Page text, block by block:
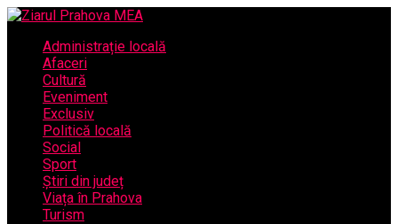
Administrație locală
Afaceri
Cultură
Eveniment
Exclusiv
Politică locală
Social
Sport
Știri din județ
Viața în Prahova
Turism